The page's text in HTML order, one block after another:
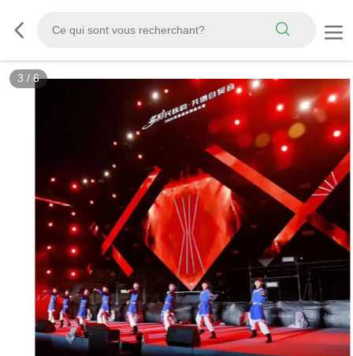
3 / 6